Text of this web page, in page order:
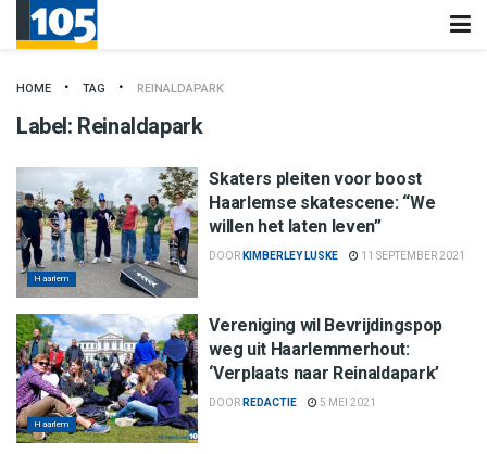
HOME TAG REINALDAPARK
Label: Reinaldapark
Haarlem
Skaters pleiten voor boost
Haarlemse skatescene: “We
willen het laten leven”
DOOR KIMBERLEY LUSKE 11 SEPTEMBER 2021
Haarlem
Vereniging wil Bevrijdingspop
weg uit Haarlemmerhout:
‘Verplaats naar Reinaldapark’
DOOR REDACTIE 5 MEI 2021